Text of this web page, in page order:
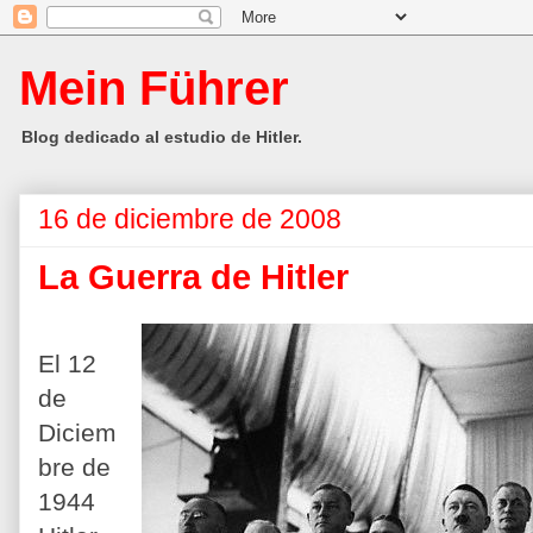
Mein Führer
Blog dedicado al estudio de Hitler.
16 de diciembre de 2008
La Guerra de Hitler
El 12
de
Diciem
bre de
1944